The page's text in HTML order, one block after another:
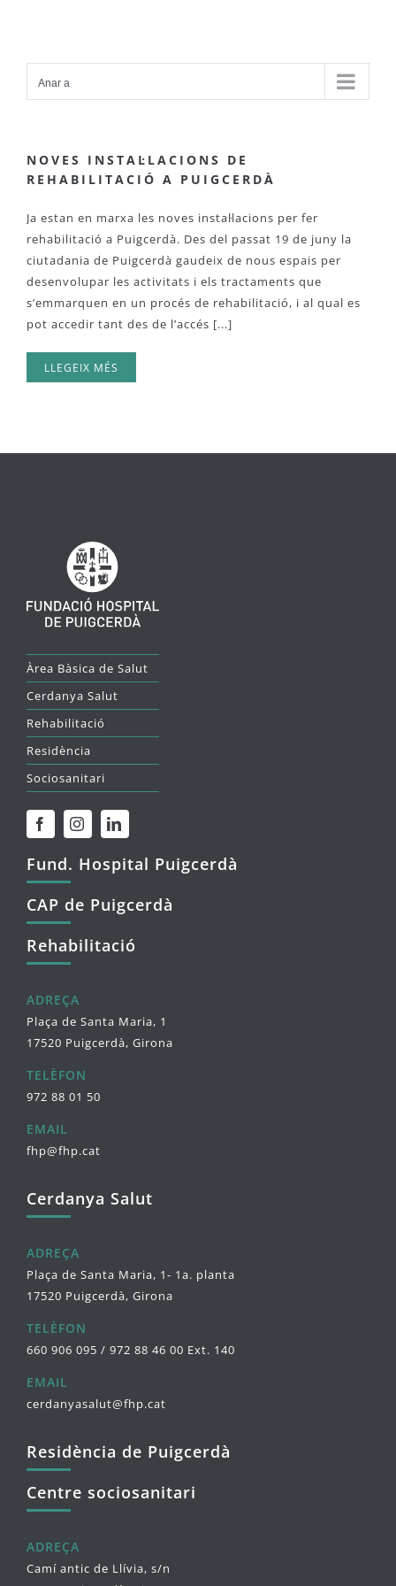
Anar a
NOVES INSTAL·LACIONS DE
REHABILITACIÓ A PUIGCERDÀ
Ja estan en marxa les noves instal·lacions per fer
rehabilitació a Puigcerdà. Des del passat 19 de juny la
ciutadania de Puigcerdà gaudeix de nous espais per
desenvolupar les activitats i els tractaments que
s’emmarquen en un procés de rehabilitació, i al qual es
pot accedir tant des de l’accés [...]
LLEGEIX MÉS
Àrea Bàsica de Salut
Cerdanya Salut
Rehabilitació
Residència
Sociosanitari
Fund. Hospital Puigcerdà
CAP de Puigcerdà
Rehabilitació
ADREÇA
Plaça de Santa Maria, 1
17520 Puigcerdà, Girona
TELÈFON
972 88 01 50
EMAIL
fhp@fhp.cat
Cerdanya Salut
ADREÇA
Plaça de Santa Maria, 1- 1a. planta
17520 Puigcerdà, Girona
TELÈFON
660 906 095 / 972 88 46 00 Ext. 140
EMAIL
cerdanyasalut@fhp.cat
Residència de Puigcerdà
Centre sociosanitari
ADREÇA
Camí antic de Llívia, s/n